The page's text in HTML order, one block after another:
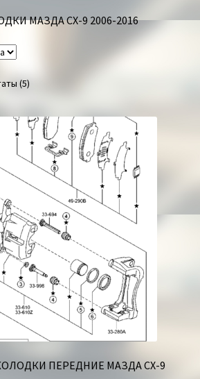
и оплата
Корзина
МАЗДА СХ-9 2006-2016
(5)
ПЕРЕДНИЕ МАЗДА СХ-9